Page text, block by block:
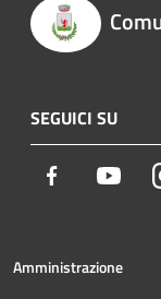
SEGUICI SU
Facebook
Amministrazione